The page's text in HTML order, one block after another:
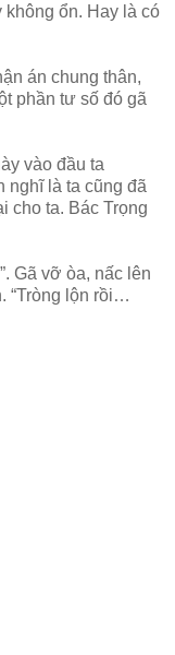
ổn. Hay là có
án chung thân,
phần tư số đó gã
vào đầu ta
nghĩ là ta cũng đã
cho ta. Bác Trọng
Gã vỡ òa, nấc lên
“Tròng lộn rồi…